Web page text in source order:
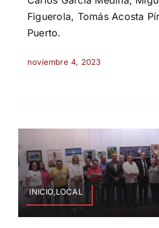
Figuerola, Tomás Acosta
Puerto.
noviembre 4, 2023
INICIO,LOCAL